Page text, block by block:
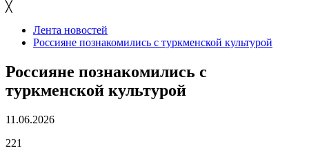
╳
Лента новостей
Россияне познакомились с туркменской культурой
Россияне познакомились с
туркменской культурой
11.06.2026
221